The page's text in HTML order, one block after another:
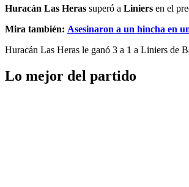
Huracán Las Heras superó a Liniers en el
Mira también: Asesinaron a un hincha en
Huracán Las Heras le ganó 3 a 1 a Liniers de
Lo mejor del partido